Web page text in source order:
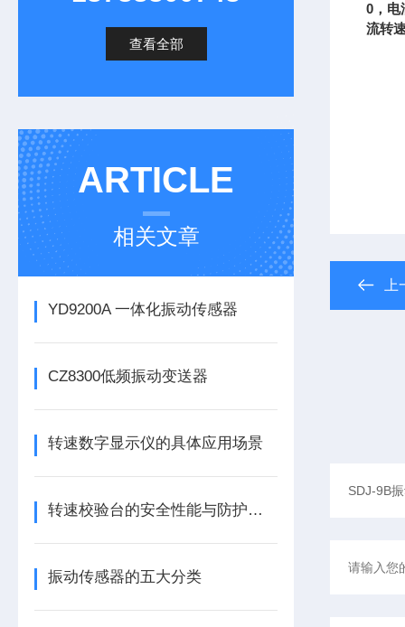
查看全部
ARTICLE
相关文章
YD9200A 一体化振动传感器
CZ8300低频振动变送器
转速数字显示仪的具体应用场景
转速校验台的安全性能与防护措施
振动传感器的五大分类
0，电
流转